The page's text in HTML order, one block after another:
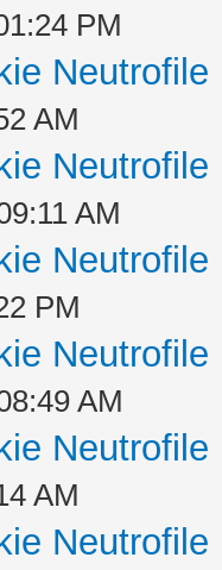
PM
AM
AM
PM
AM
AM